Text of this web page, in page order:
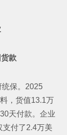
款
保。2025
，货值13.1万
天付款。企业
支付了2.4万美